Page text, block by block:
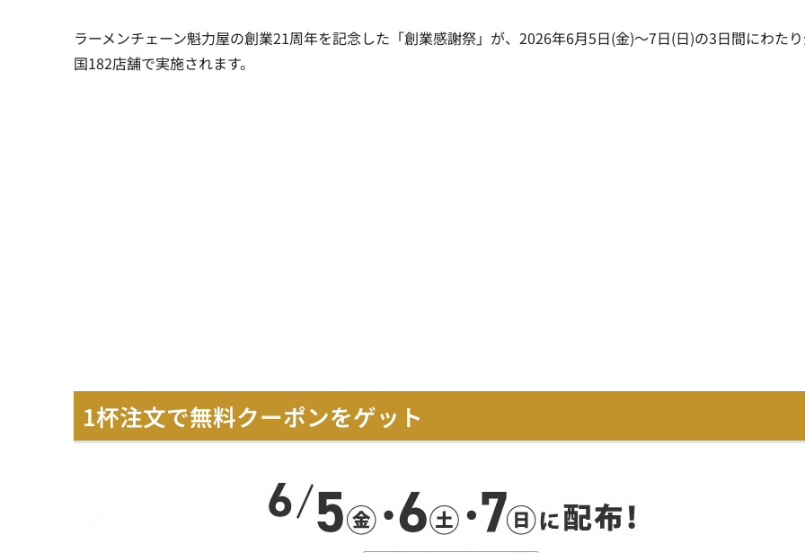
ラーメンチェーン魁力屋の創業21周年を記念した「創業感謝祭」が、2026年6月5日(金)～7日(日)の3日間にわた
国182店舗で実施されます。
1杯注文で無料クーポンをゲット